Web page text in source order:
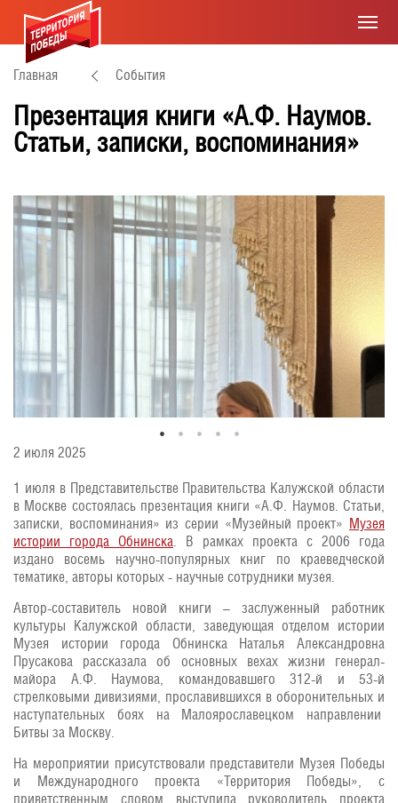
Главная События
Презентация книги «А.Ф. Наумов.
Статьи, записки, воспоминания»
2 июля 2025
1 июля в Представительстве Правительства Калужской области
в Москве состоялась презентация книги «А.Ф. Наумов. Статьи,
записки, воспоминания» из серии «Музейный проект» Музея
истории города Обнинска. В рамках проекта с 2006 года
издано восемь научно-популярных книг по краеведческой
тематике, авторы которых - научные сотрудники музея.
Автор-составитель новой книги – заслуженный работник
культуры Калужской области, заведующая отделом истории
Музея истории города Обнинска Наталья Александровна
Прусакова рассказала об основных вехах жизни генерал-
майора А.Ф. Наумова, командовавшего 312-й и 53-й
стрелковыми дивизиями, прославившихся в оборонительных и
наступательных боях на Малоярославецком направлении
Битвы за Москву.
На мероприятии присутствовали представители Музея Победы
и Международного проекта «Территория Победы», с
приветственным словом выступила руководитель проекта